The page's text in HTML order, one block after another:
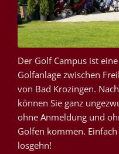
Der Golf Campus ist
Golfanlage zwischen
von Bad Krozingen.
können Sie ganz
ohne Anmeldung und
Golfen kommen.
losgehn!